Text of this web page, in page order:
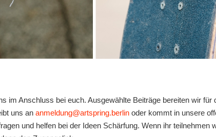
im Anschluss bei euch. Ausgewählte Beiträge bereiten wir für
uns an anmeldung@artspring.berlinoder kommt in unsere
und helfen bei der Ideen Schärfung. Wenn ihr teilnehmen